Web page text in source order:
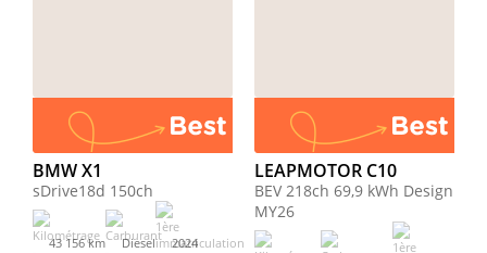
BMW X1
sDrive18d 150ch
43 156 km Diesel 2024
LEAPMOTOR C10
BEV 218ch 69,9 kWh Design
MY26